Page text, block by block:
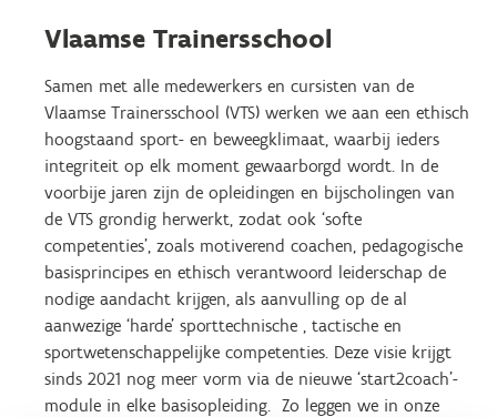
Vlaamse Trainersschool
Samen met alle medewerkers en cursisten van de
Vlaamse Trainersschool (VTS) werken we aan een ethisch
hoogstaand sport- en beweegklimaat, waarbij ieders
integriteit op elk moment gewaarborgd wordt. In de
voorbije jaren zijn de opleidingen en bijscholingen van
de VTS grondig herwerkt, zodat ook ‘softe
competenties’, zoals motiverend coachen, pedagogische
basisprincipes en ethisch verantwoord leiderschap de
nodige aandacht krijgen, als aanvulling op de al
aanwezige ‘harde’ sporttechnische , tactische en
sportwetenschappelijke competenties. Deze visie krijgt
sinds 2021 nog meer vorm via de nieuwe ‘start2coach’-
module in elke basisopleiding. Zo leggen we in onze